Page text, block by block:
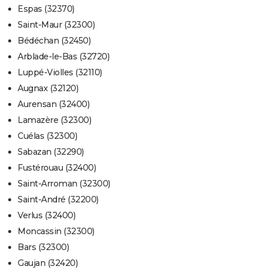
Espas (32370)
Saint-Maur (32300)
Bédéchan (32450)
Arblade-le-Bas (32720)
Luppé-Violles (32110)
Augnax (32120)
Aurensan (32400)
Lamazère (32300)
Cuélas (32300)
Sabazan (32290)
Fustérouau (32400)
Saint-Arroman (32300)
Saint-André (32200)
Verlus (32400)
Moncassin (32300)
Bars (32300)
Gaujan (32420)